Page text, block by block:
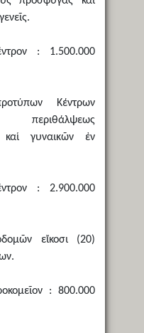
: 1.500.000
Κέντρων
περιθάλψεως
καί γυναικῶν ἐν
: 2.900.000
εἴκοσι (20)
: 800.000